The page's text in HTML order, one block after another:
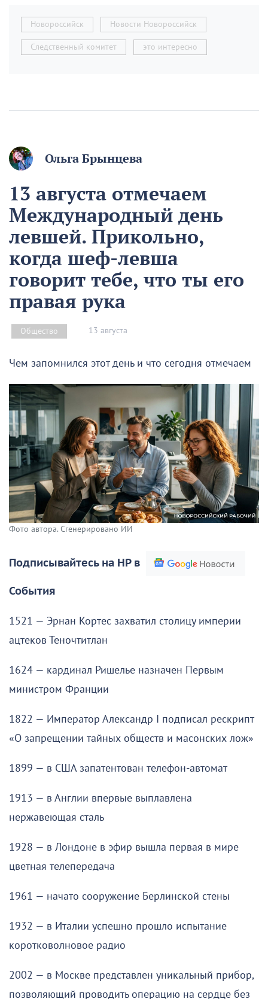
Новороссийск Новости Новороссийск
Следственный комитет это интересно
Ольга Брынцева
13 августа отмечаем
Международный день
левшей. Прикольно,
когда шеф-левша
говорит тебе, что ты его
правая рука
Общество 13 августа
Чем запомнился этот день и что сегодня отмечаем
Фото автора. Сгенерировано ИИ
Подписывайтесь на НР в
События
1521 — Эрнан Кортес захватил столицу империи
ацтеков Теночтитлан
1624 — кардинал Ришелье назначен Первым
министром Франции
1822 — Император Александр I подписал рескрипт
«О запрещении тайных обществ и масонских лож»
1899 — в США запатентован телефон-автомат
1913 — в Англии впервые выплавлена
нержавеющая сталь
1928 — в Лондоне в эфир вышла первая в мире
цветная телепередача
1961 — начато сооружение Берлинской стены
1932 — в Италии успешно прошло испытание
коротковолновое радио
2002 — в Москве представлен уникальный прибор,
позволяющий проводить операцию на сердце без